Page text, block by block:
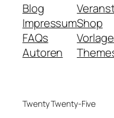
Blog
Impressum
FAQs
Autoren
Shop
Twenty Twenty-Five